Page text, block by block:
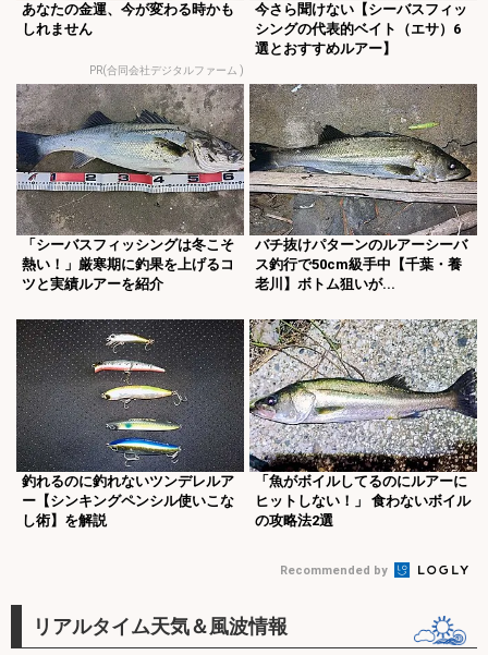
あなたの金運、今が変わる時かも
しれません
PR(合同会社デジタルファーム )
今さら聞けない【シーバスフィッ
シングの代表的ベイト（エサ）6
選とおすすめルアー】
「シーバスフィッシングは冬こそ
熱い！」厳寒期に釣果を上げるコ
ツと実績ルアーを紹介
バチ抜けパターンのルアーシーバ
ス釣行で50cm級手中【千葉・養
老川】ボトム狙いが...
釣れるのに釣れないツンデレルア
ー【シンキングペンシル使いこな
し術】を解説
「魚がボイルしてるのにルアーに
ヒットしない！」 食わないボイル
の攻略法2選
Recommended by
リアルタイム天気＆風波情報